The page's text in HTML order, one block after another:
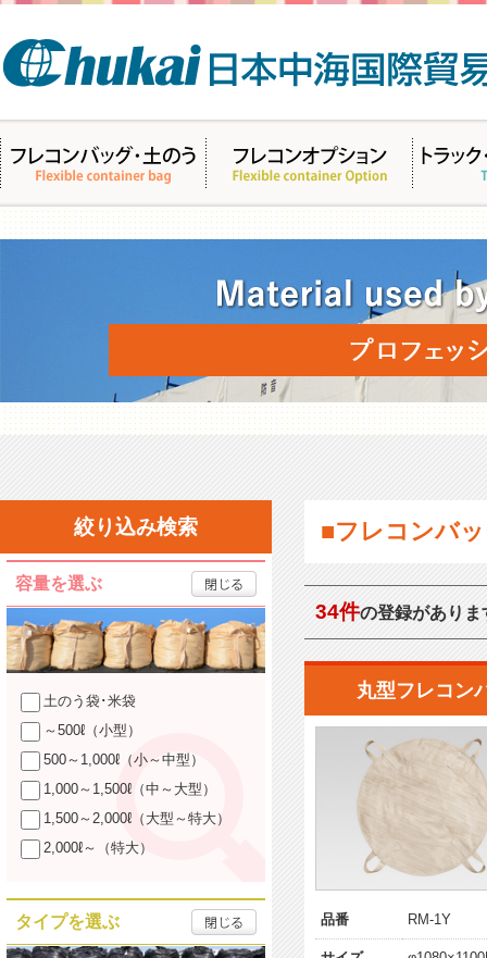
絞り込み検索
容量を選ぶ
土のう袋･米袋
～500ℓ（小型）
500～1,000ℓ（小～中型）
1,000～1,500ℓ（中～大型）
1,500～2,000ℓ（大型～特大）
2,000ℓ～（特大）
タイプを選ぶ
■フレコンバ
34件の登録がありま
丸型フレコン
品番 RM-1Y